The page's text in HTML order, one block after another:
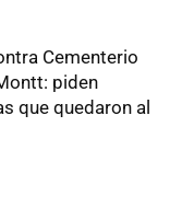
Cementerio
piden
que quedaron al